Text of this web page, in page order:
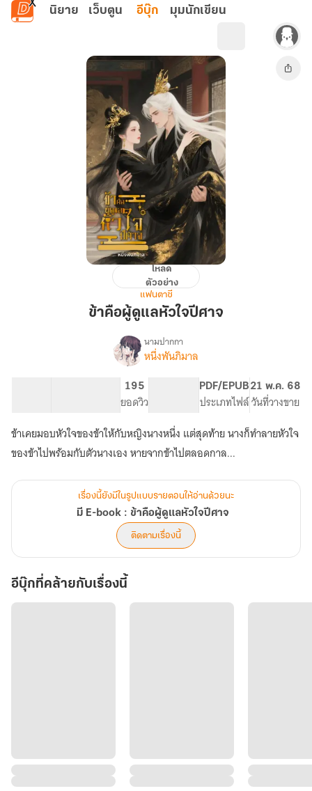
ข้ามไปยังเนื้อหาหลัก
นิยาย เว็บตูน อีบุ๊ก มุมนักเขียน
ผู้
โหลด
ตัวอย่าง
แฟนตาซี
ข้าคือผู้ดูแลหัวใจปีศาจ
เรื่อง
คือ
ผู้
หัวใจ
ปีศาจ
นามปากกา
หนึ่งพันภิมาล
195
ยอดวิว
PDF/EPUB
ประเภทไฟล์
21 พ.ค. 68
วันที่วางขาย
ข้าเคยมอบหัวใจของข้าให้กับหญิงนางหนึ่ง แต่สุดท้าย นางก็ทำลายหัวใจ
ของข้าไปพร้อมกับตัวนางเอง หายจากข้าไปตลอดกาล...
เรื่องนี้ยังมีในรูปแบบรายตอนให้อ่านด้วยนะ
มี E-book : ข้าคือผู้ดูแลหัวใจปีศาจ
ติดตามเรื่องนี้
อีบุ๊กที่คล้ายกับเรื่องนี้